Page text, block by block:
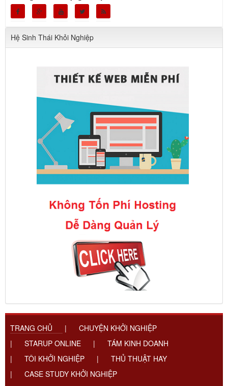
Hệ Sinh Thái Khỏi Nghiệp
TRANG CHỦ |
CHUYỆN KHỞI NGHIỆP
|
STARUP ONLINE |
TÁM KINH DOANH
|
TÔI KHỞI NGHIỆP |
THỦ THUẬT HAY
|
CASE STUDY KHỞI NGHIỆP